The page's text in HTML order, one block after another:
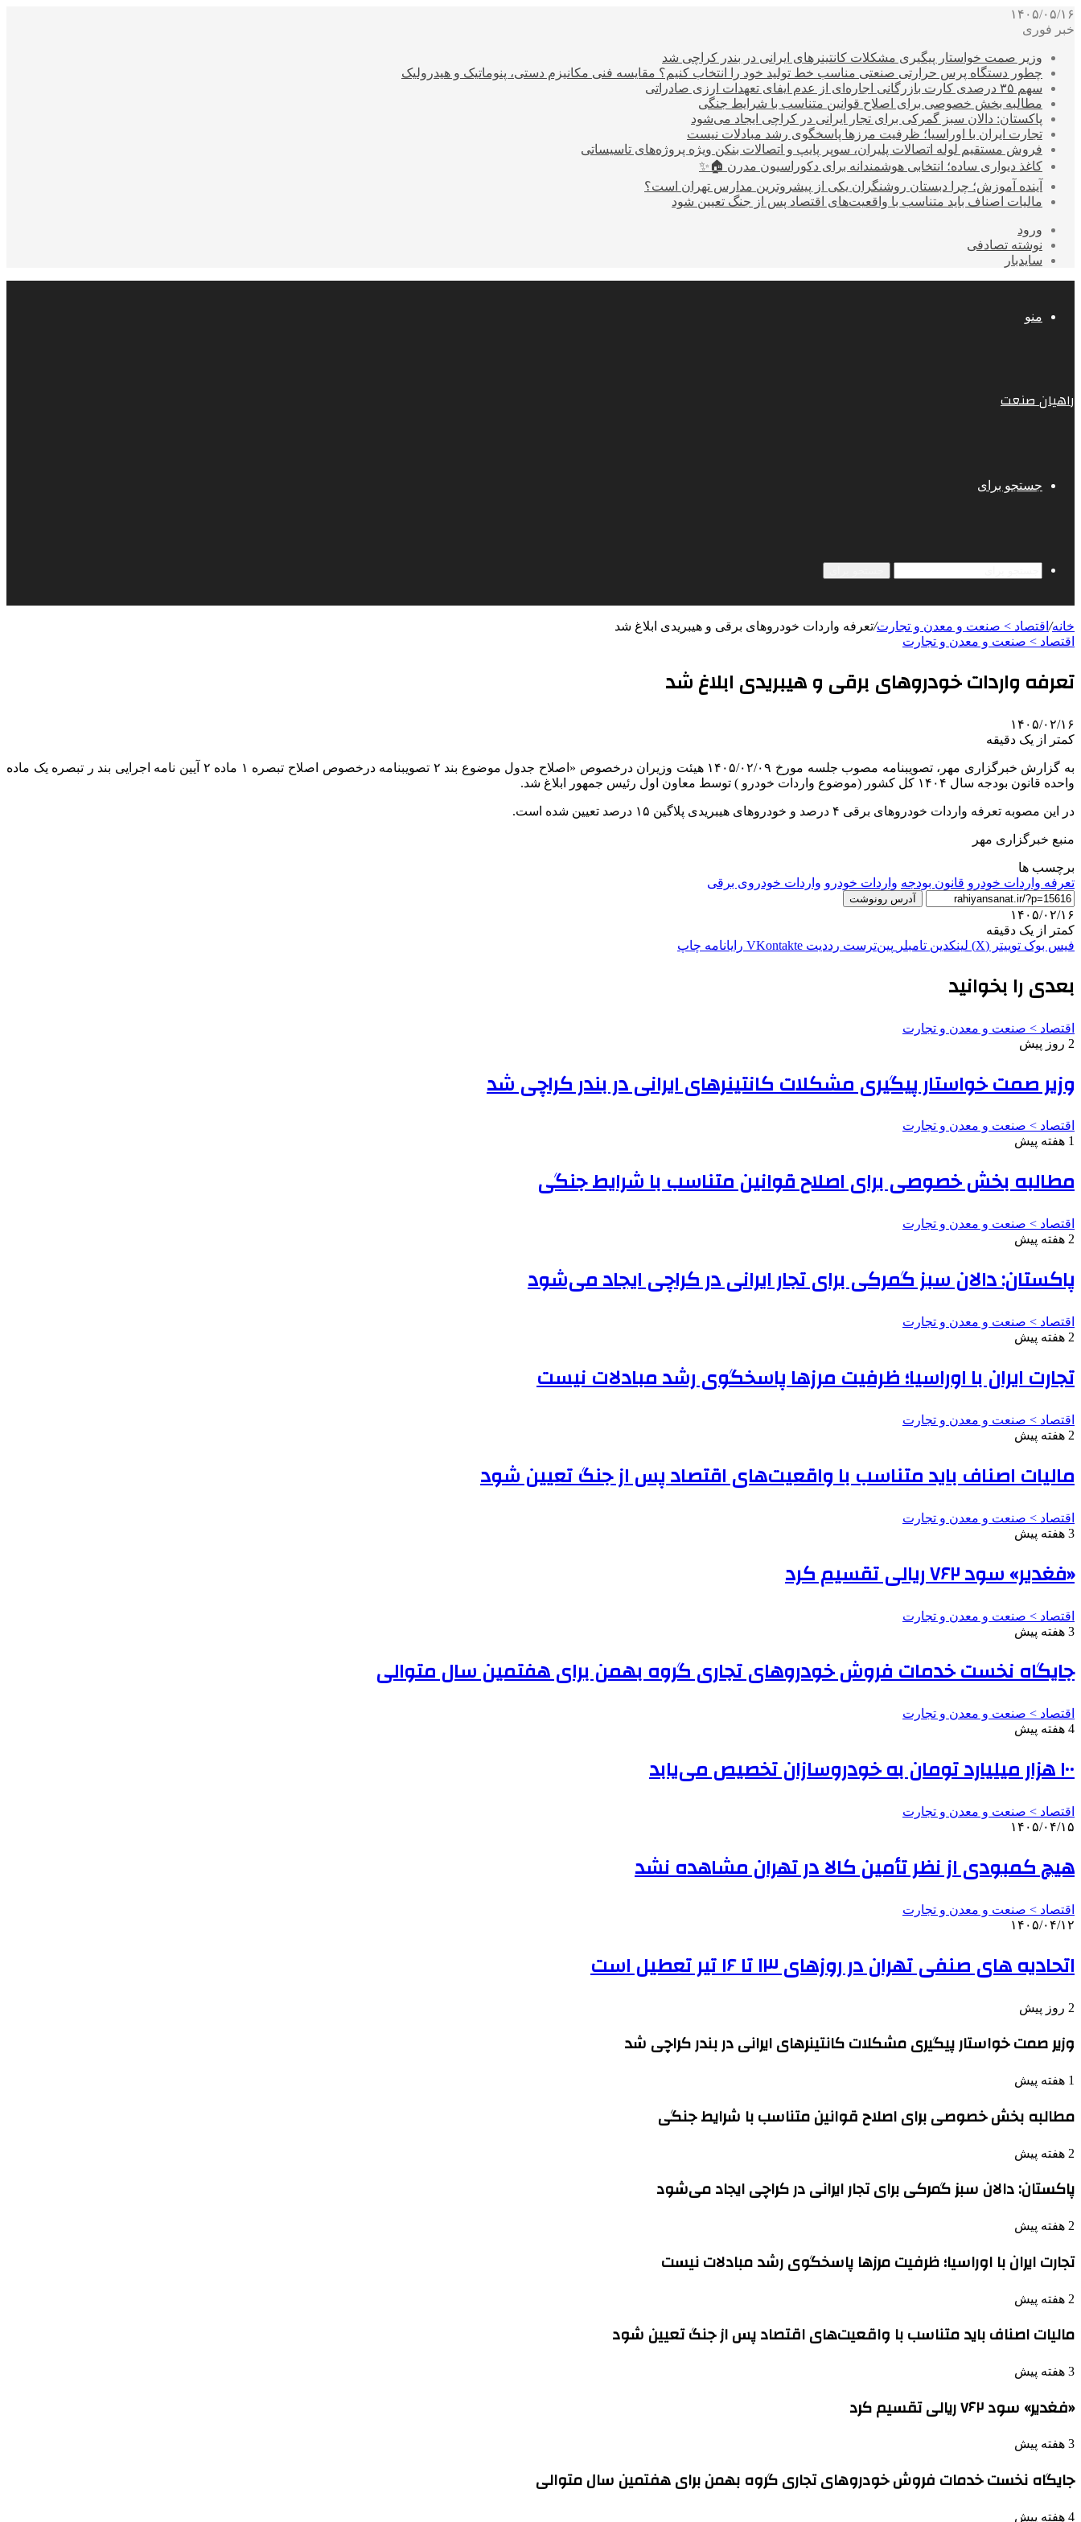
۱۴۰۵/۰۵/۱۶
خبر فوری
وزیر صمت خواستار پیگیری مشکلات کانتینرهای ایرانی در بندر کراچی شد
چطور دستگاه پرس حرارتی صنعتی مناسب خط تولید خود را انتخاب کنیم؟ مقایسه فنی مکانیزم دستی، پنوماتیک و هیدرولیک
سهم ۳۵ درصدی کارت بازرگانی اجاره‌ای از عدم ایفای تعهدات ارزی صادراتی
مطالبه بخش خصوصی برای اصلاح قوانین متناسب با شرایط جنگی
پاکستان: دالان سبز گمرکی برای تجار ایرانی در کراچی ایجاد می‌شود
تجارت ایران با اوراسیا؛ ظرفیت مرزها پاسخگوی رشد مبادلات نیست
فروش مستقیم لوله اتصالات پلیران، سوپر پایپ و اتصالات بنکن ویژه پروژه‌های تاسیساتی
کاغذ دیواری ساده؛ انتخابی هوشمندانه برای دکوراسیون مدرن 🏠✨
آینده آموزش؛ چرا دبستان روشنگران یکی از پیشروترین مدارس تهران است؟
مالیات اصناف باید متناسب با واقعیت‌های اقتصاد پس از جنگ تعیین شود
ورود
نوشته تصادفی
سایدبار
منو
راهیان صنعت
جستجو برای
خانه/ اقتصاد > صنعت و معدن و تجارت/تعرفه واردات خودروهای برقی و هیبریدی ابلاغ شد
اقتصاد > صنعت و معدن و تجارت
تعرفه واردات خودروهای برقی و هیبریدی ابلاغ شد
۱۴۰۵/۰۲/۱۶
کمتر از یک دقیقه
به گزارش خبرگزاری مهر، تصویبنامه مصوب جلسه مورخ ۱۴۰۵/۰۲/۰۹ هیئت وزیران درخصوص «اصلاح جدول موضوع بند ۲ تصویبنامه درخصوص اصلاح تبصره ۱ ماده ۲ آیین نامه اجرایی بند ر تبصره یک ماده
واحده قانون بودجه سال ۱۴۰۴ کل کشور (موضوع واردات خودرو ) توسط معاون اول رئیس جمهور ابلاغ شد.
در این مصوبه تعرفه واردات خودروهای برقی ۴ درصد و خودروهای هیبریدی پلاگین ۱۵ درصد تعیین شده است.
منبع خبرگزاری مهر
برچسب ها
تعرفه واردات خودرو قانون بودجه واردات خودرو واردات خودروی برقی
آدرس رونوشت
۱۴۰۵/۰۲/۱۶
کمتر از یک دقیقه
فیس بوک توییتر (X) لینکدین ‫تامبلر ‫پین‌ترست ‫رددیت ‫VKontakte رایانامه چاپ
بعدی را بخوانید
اقتصاد > صنعت و معدن و تجارت
2 روز پیش
وزیر صمت خواستار پیگیری مشکلات کانتینرهای ایرانی در بندر کراچی شد
اقتصاد > صنعت و معدن و تجارت
1 هفته پیش
مطالبه بخش خصوصی برای اصلاح قوانین متناسب با شرایط جنگی
اقتصاد > صنعت و معدن و تجارت
2 هفته پیش
پاکستان: دالان سبز گمرکی برای تجار ایرانی در کراچی ایجاد می‌شود
اقتصاد > صنعت و معدن و تجارت
2 هفته پیش
تجارت ایران با اوراسیا؛ ظرفیت مرزها پاسخگوی رشد مبادلات نیست
اقتصاد > صنعت و معدن و تجارت
2 هفته پیش
مالیات اصناف باید متناسب با واقعیت‌های اقتصاد پس از جنگ تعیین شود
اقتصاد > صنعت و معدن و تجارت
3 هفته پیش
«فغدیر» سود ۷۶۲ ریالی تقسیم کرد
اقتصاد > صنعت و معدن و تجارت
3 هفته پیش
جایگاه نخست خدمات فروش خودروهای تجاری گروه بهمن برای هفتمین سال متوالی
اقتصاد > صنعت و معدن و تجارت
4 هفته پیش
۱۰۰ هزار میلیارد تومان به خودروسازان تخصیص می‌یابد
اقتصاد > صنعت و معدن و تجارت
۱۴۰۵/۰۴/۱۵
هیچ کمبودی از نظر تأمین کالا در تهران مشاهده نشد
اقتصاد > صنعت و معدن و تجارت
۱۴۰۵/۰۴/۱۲
اتحادیه های صنفی تهران در روزهای ۱۳ تا ۱۶ تیر تعطیل است
2 روز پیش
وزیر صمت خواستار پیگیری مشکلات کانتینرهای ایرانی در بندر کراچی شد
1 هفته پیش
مطالبه بخش خصوصی برای اصلاح قوانین متناسب با شرایط جنگی
2 هفته پیش
پاکستان: دالان سبز گمرکی برای تجار ایرانی در کراچی ایجاد می‌شود
2 هفته پیش
تجارت ایران با اوراسیا؛ ظرفیت مرزها پاسخگوی رشد مبادلات نیست
2 هفته پیش
مالیات اصناف باید متناسب با واقعیت‌های اقتصاد پس از جنگ تعیین شود
3 هفته پیش
«فغدیر» سود ۷۶۲ ریالی تقسیم کرد
3 هفته پیش
جایگاه نخست خدمات فروش خودروهای تجاری گروه بهمن برای هفتمین سال متوالی
4 هفته پیش